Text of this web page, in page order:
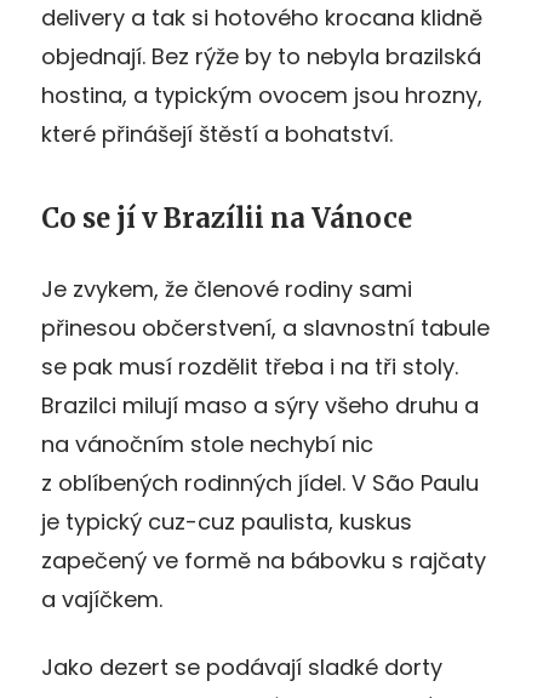
delivery a tak si hotového krocana klidně
objednají. Bez rýže by to nebyla brazilská
hostina, a typickým ovocem jsou hrozny,
které přinášejí štěstí a bohatství.
Co se jí v Brazílii na Vánoce
Je zvykem, že členové rodiny sami
přinesou občerstvení, a slavnostní tabule
se pak musí rozdělit třeba i na tři stoly.
Brazilci milují maso a sýry všeho druhu a
na vánočním stole nechybí nic
z oblíbených rodinných jídel. V São Paulu
je typický cuz-cuz paulista, kuskus
zapečený ve formě na bábovku s rajčaty
a vajíčkem.
Jako dezert se podávají sladké dorty